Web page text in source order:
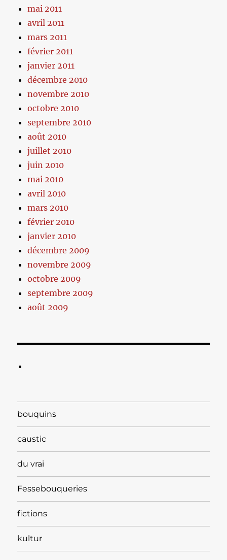
mai 2011
avril 2011
mars 2011
février 2011
janvier 2011
décembre 2010
novembre 2010
octobre 2010
septembre 2010
août 2010
juillet 2010
juin 2010
mai 2010
avril 2010
mars 2010
février 2010
janvier 2010
décembre 2009
novembre 2009
octobre 2009
septembre 2009
août 2009
bouquins
caustic
du vrai
Fessebouqueries
fictions
kultur